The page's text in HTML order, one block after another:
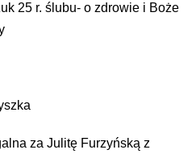
25 r. ślubu- o zdrowie i Boże
za Julitę Furzyńską z